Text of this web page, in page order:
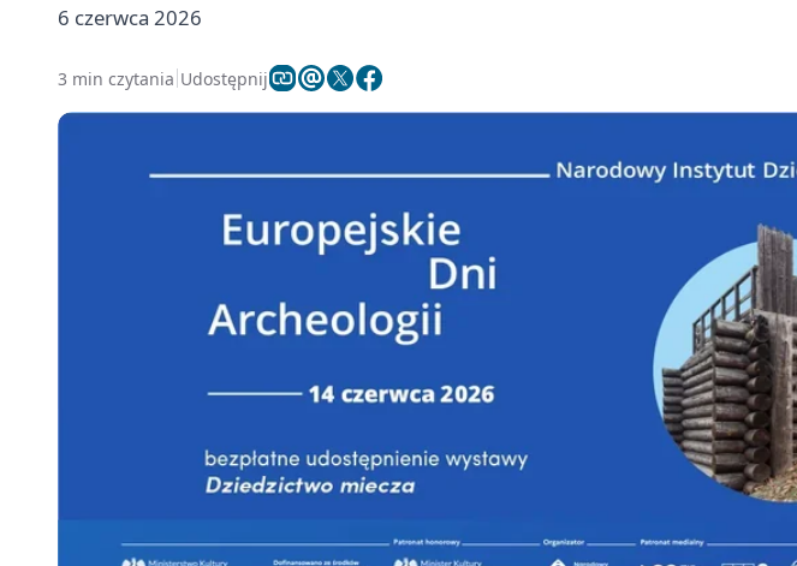
6 czerwca 2026
3 min czytania Udostępnij